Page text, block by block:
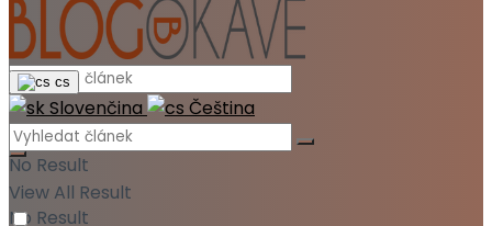
No Result
cs
Slovenčina Čeština
No Result
View All Result